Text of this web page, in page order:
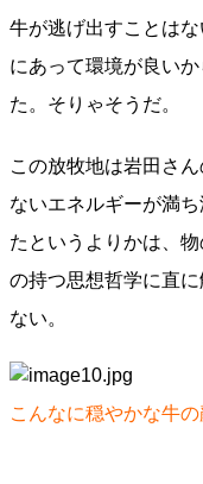
牛が逃げ出すことは
にあって環境が良い
た。そりゃそうだ。
この放牧地は岩田さ
ないエネルギーが満
たというよりかは、
の持つ思想哲学に直
ない。
こんなに穏やかな牛